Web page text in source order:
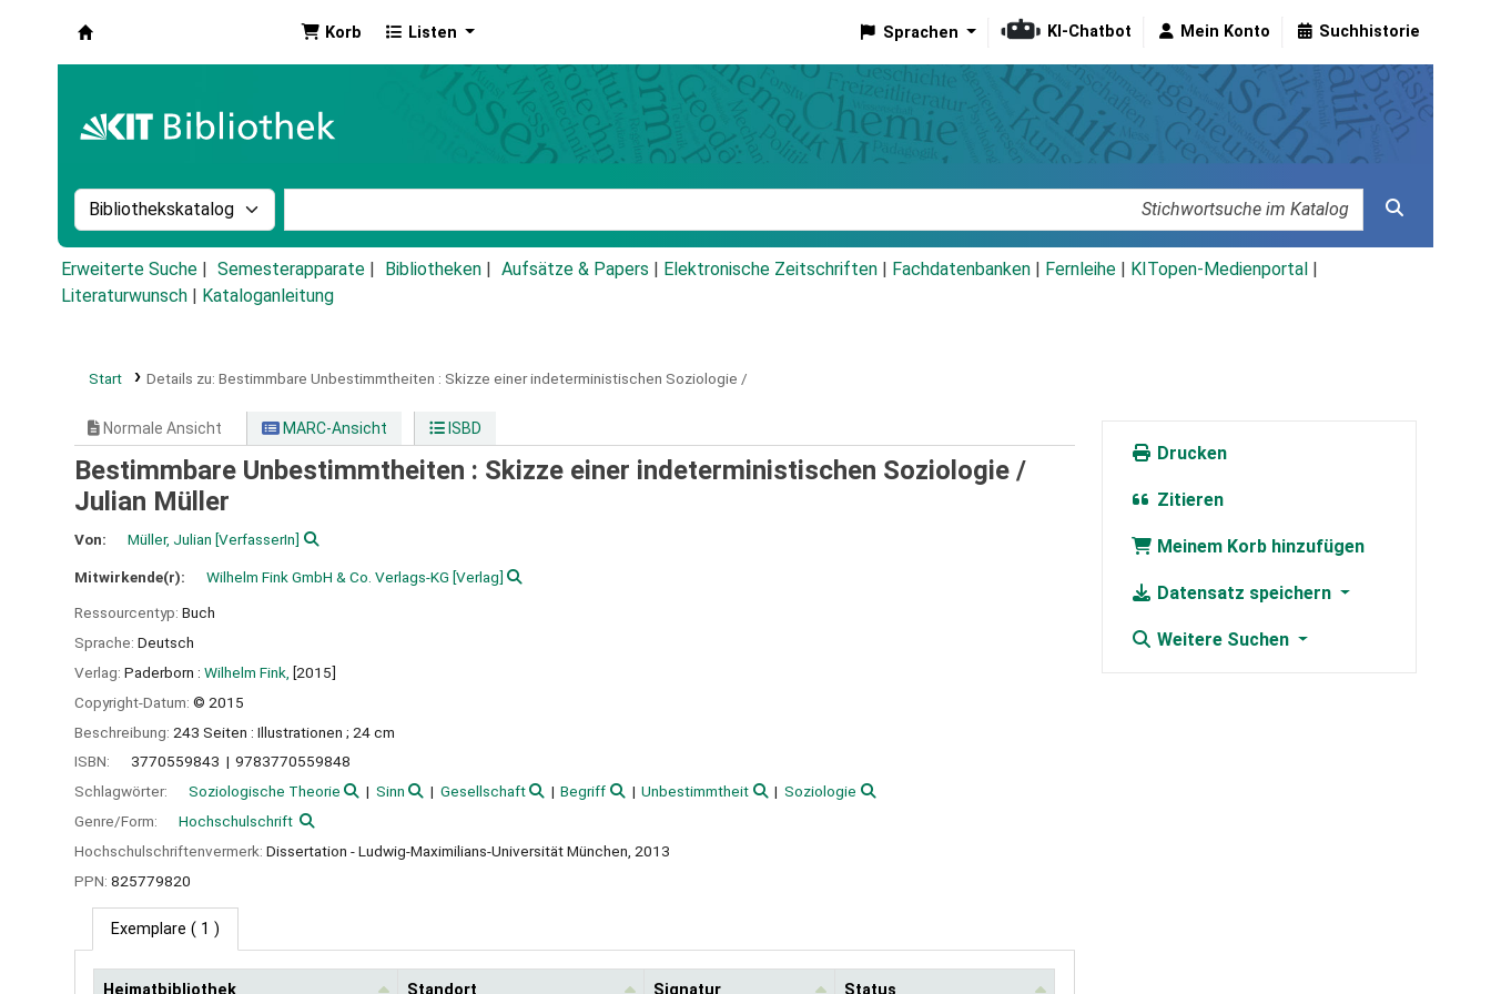
Korb Listen Sprachen KI-Chatbot Mein Konto Suchhistorie
Suche im Katalog nach:
Erweiterte Suche Semesterapparate Bibliotheken Aufsätze & Papers Elektronische Zeitschriften Fachdatenbanken Fernleihe KITopen-Medienportal
Literaturwunsch
Kataloganleitung
Start Details zu: Bestimmbare Unbestimmtheiten : Skizze einer indeterministischen Soziologie /
Normale Ansicht MARC-Ansicht ISBD
Bestimmbare Unbestimmtheiten : Skizze einer indeterministischen Soziologie /
Julian Müller
Von: Müller, Julian [VerfasserIn]
Mitwirkende(r): Wilhelm Fink GmbH & Co. Verlags-KG [Verlag]
Ressourcentyp: Buch
Sprache: Deutsch
Verlag: Paderborn : Wilhelm Fink, [2015]
Copyright-Datum: © 2015
Beschreibung: 243 Seiten : Illustrationen ; 24 cm
ISBN:
3770559843
9783770559848
Schlagwörter:
Soziologische Theorie Sinn Gesellschaft Begriff Unbestimmtheit
Soziologie
Genre/Form:
Hochschulschrift
Hochschulschriftenvermerk: Dissertation - Ludwig-Maximilians-Universität München, 2013
PPN: 825779820
Exemplare ( 1 )
Drucken
Zitieren
Meinem Korb hinzufügen
Datensatz speichern
Weitere Suchen